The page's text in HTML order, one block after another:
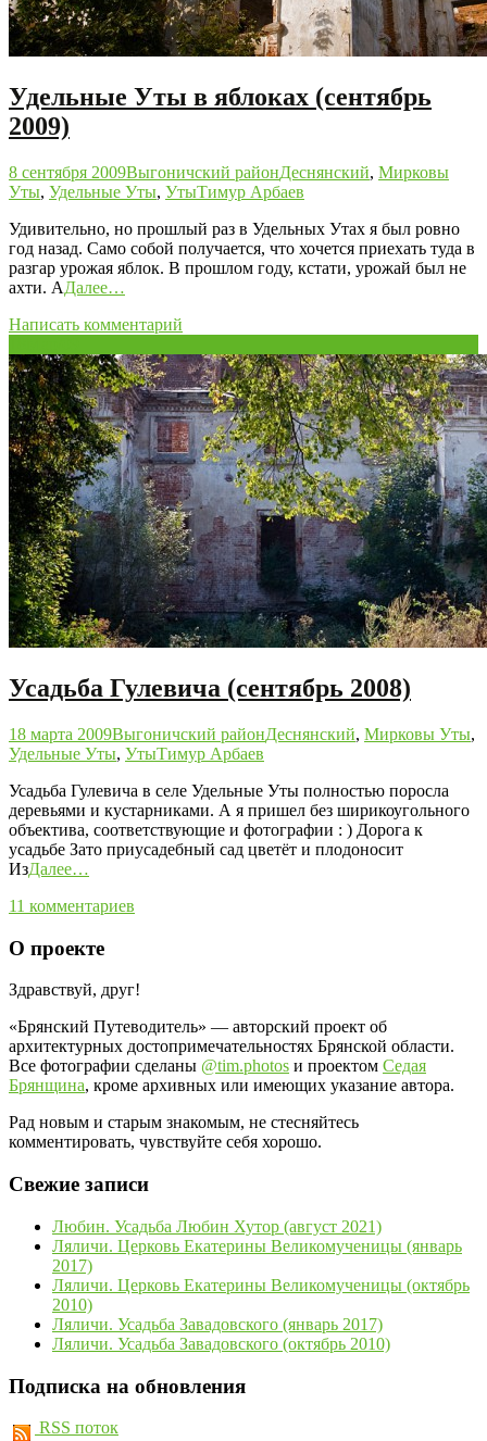
Удельные Уты в яблоках (сентябрь
2009)
8 сентября 2009Выгоничский районДеснянский, Мирковы
Уты, Удельные Уты, УтыТимур Арбаев
Удивительно, но прошлый раз в Удельных Утах я был ровно
год назад. Само собой получается, что хочется приехать туда в
разгар урожая яблок. В прошлом году, кстати, урожай был не
ахти. АДалее…
Написать комментарий
Усадьба Гулевича (сентябрь 2008)
18 марта 2009Выгоничский районДеснянский, Мирковы Уты,
Удельные Уты, УтыТимур Арбаев
Усадьба Гулевича в селе Удельные Уты полностью поросла
деревьями и кустарниками. А я пришел без ширикоугольного
объектива, соответствующие и фотографии : ) Дорога к
усадьбе Зато приусадебный сад цветёт и плодоносит
ИзДалее…
11 комментариев
О проекте
Здравствуй, друг!
«Брянский Путеводитель» — авторский проект об
архитектурных достопримечательностях Брянской области.
Все фотографии сделаны @tim.photos и проектом Седая
Брянщина, кроме архивных или имеющих указание автора.
Рад новым и старым знакомым, не стесняйтесь
комментировать, чувствуйте себя хорошо.
Свежие записи
Любин. Усадьба Любин Хутор (август 2021)
Ляличи. Церковь Екатерины Великомученицы (январь
2017)
Ляличи. Церковь Екатерины Великомученицы (октябрь
2010)
Ляличи. Усадьба Завадовского (январь 2017)
Ляличи. Усадьба Завадовского (октябрь 2010)
Подписка на обновления
RSS поток